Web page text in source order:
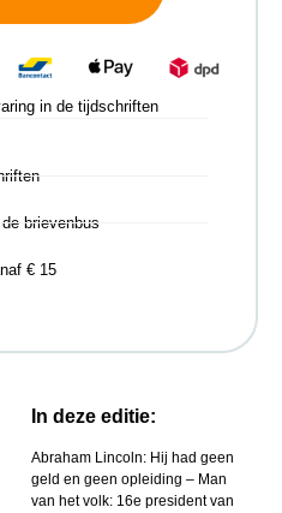
In deze editie:
Abraham Lincoln: Hij had geen
geld en geen opleiding – Man
van het volk: 16e president van
in de tijdschriften
brievenbus
€ 15